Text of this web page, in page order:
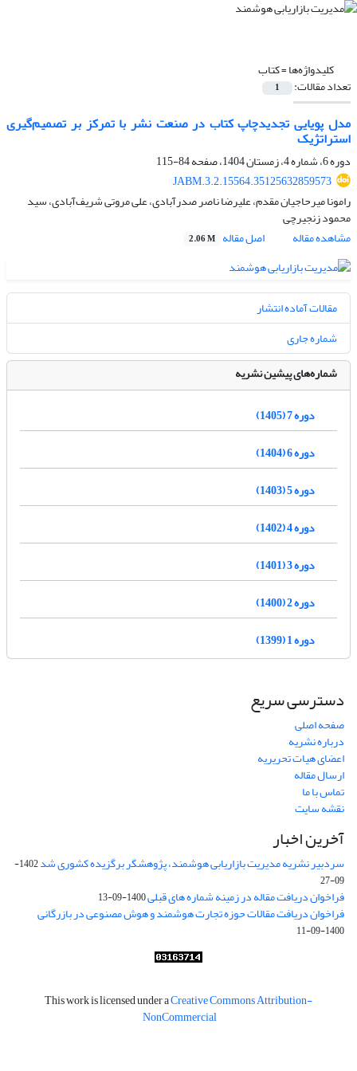
کلیدواژه‌ها =کتاب
تعداد مقالات: 1
مدل پویایی تجدیدچاپ کتاب در صنعت نشر با تمرکز بر تصمیم‌گیری
استراتژیک
دوره 6، شماره 4، زمستان 1404، صفحه
84-115
JABM.3.2.15564.35125632859573
رامونا میرحاجیان مقدم، علیرضا ناصر صدرآبادی، علی مروتی شریف‌آبادی، سید
محمود زنجیرچی
مشاهده مقاله
اصل مقاله 2.06 M
مقالات آماده انتشار
شماره جاری
شماره‌های پیشین نشریه
دوره 7 (1405)
دوره 6 (1404)
دوره 5 (1403)
دوره 4 (1402)
دوره 3 (1401)
دوره 2 (1400)
دوره 1 (1399)
دسترسی سریع
صفحه اصلی
درباره نشریه
اعضای هیات تحریریه
ارسال مقاله
تماس با ما
نقشه سایت
آخرین اخبار
سردبیر نشریه مدیریت بازاریابی هوشمند، پژوهشگر برگزیده کشوری شد
1402-
09-27
فراخوان دریافت مقاله در زمینه شماره های قبلی1400-09-13
فراخوان دریافت مقالات حوزه تجارت هوشمند و هوش مصنوعی در بازرگانی
1400-09-11
This work is licensed under aCreative Commons Attribution-
NonCommercial